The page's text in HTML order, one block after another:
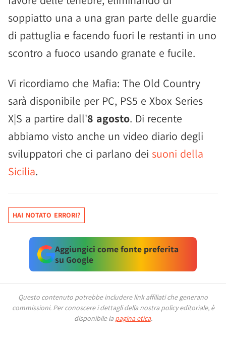
soppiatto una a una gran parte delle guardie
di pattuglia e facendo fuori le restanti in uno
scontro a fuoco usando granate e fucile.
Vi ricordiamo che Mafia: The Old Country
sarà disponibile per PC, PS5 e Xbox Series
X|S a partire dall'8 agosto. Di recente
abbiamo visto anche un video diario degli
sviluppatori che ci parlano dei suoni della
Sicilia.
HAI NOTATO ERRORI?
Aggiungici come fonte preferita
su Google
Questo contenuto potrebbe includere link affiliati che generano
commissioni. Per conoscere i dettagli della nostra policy editoriale, è
disponibile la pagina etica.